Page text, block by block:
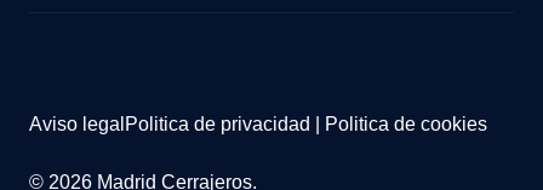
© 2026 Madrid Cerrajeros.
Aviso legal Politica de privacidad Politica de cookies